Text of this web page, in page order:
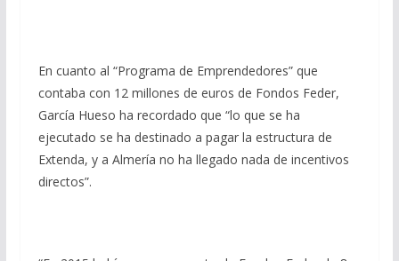
En cuanto al “Programa de Emprendedores” que
contaba con 12 millones de euros de Fondos Feder,
García Hueso ha recordado que “lo que se ha
ejecutado se ha destinado a pagar la estructura de
Extenda, y a Almería no ha llegado nada de incentivos
directos”.